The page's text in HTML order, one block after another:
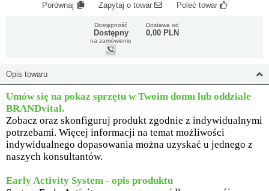
Porównaj Zapytaj o towar Poleć towar
Dostępność
Dostępny
na zamówienie
Dostawa od
0,00 PLN
Opis towaru
Umów się na pokaz sprzętu w Twoim domu lub oddziale
BRANDvital.
Zobacz oraz skonfiguruj produkt zgodnie z indywidualnymi
potrzebami. Więcej informacji na temat możliwości
indywidualnego dopasowania można uzyskać u jednego z
naszych konsultantów.
Early Activity System - opis produktu